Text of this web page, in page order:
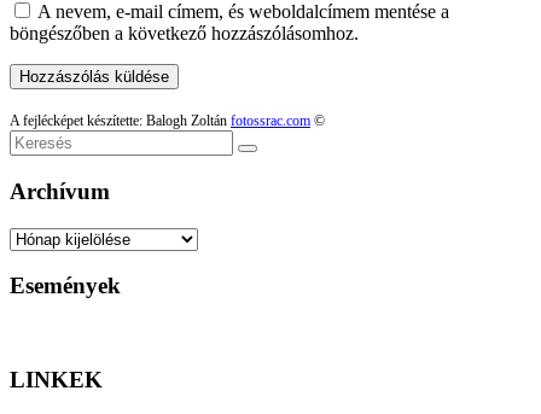
A nevem, e-mail címem, és weboldalcímem mentése a
böngészőben a következő hozzászólásomhoz.
A fejlécképet készítette: Balogh Zoltán fotossrac.com ©
Keresés
Archívum
Archívum
Események
LINKEK